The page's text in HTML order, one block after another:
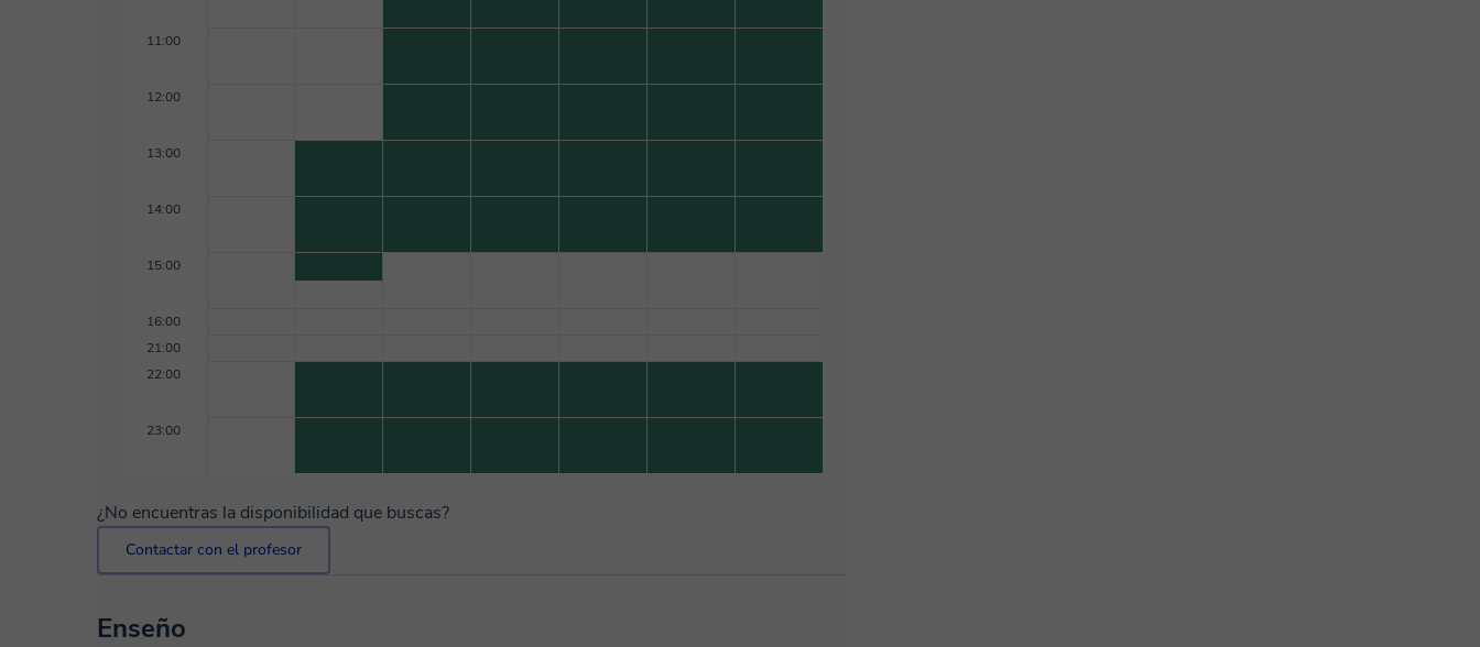
11:00
12:00
13:00
14:00
15:00
16:00
21:00
22:00
23:00
¿No encuentras la disponibilidad que buscas?
Contactar con el profesor
Enseño